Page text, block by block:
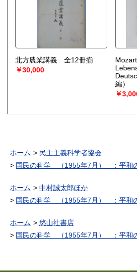
北方農業講義 全12冊揃
￥30,000
編）
￥
ホーム
民主主義科学者協会
国民の科学 （1955年7月） ：平和
ホーム
中村誠太郎ほか
国民の科学 （1955年7月） ：平和
ホーム
悠山社書店
国民の科学 （1955年7月） ：平和